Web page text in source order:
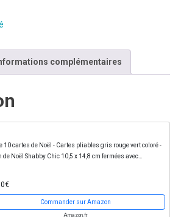
complémentaires
10 cartes de Noël - Cartes pliables gris rouge vert coloré -
de Noël Shabby Chic 10,5 x 14,8 cm fermées avec
Commander sur Amazon
Amazon.fr